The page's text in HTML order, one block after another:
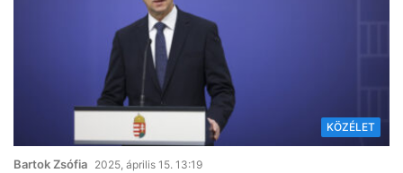
KÖZÉLET
Bartok Zsófia 2025, április 15. 13:19